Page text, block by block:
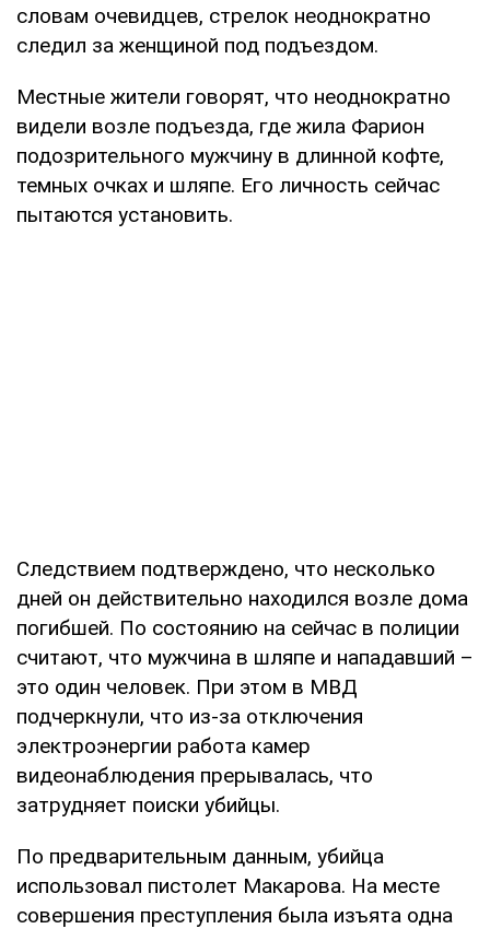
словам очевидцев, стрелок неоднократно
следил за женщиной под подъездом.
Местные жители говорят, что неоднократно
видели возле подъезда, где жила Фарион
подозрительного мужчину в длинной кофте,
темных очках и шляпе. Его личность сейчас
пытаются установить.
Следствием подтверждено, что несколько
дней он действительно находился возле дома
погибшей. По состоянию на сейчас в полиции
считают, что мужчина в шляпе и нападавший –
это один человек. При этом в МВД
подчеркнули, что из-за отключения
электроэнергии работа камер
видеонаблюдения прерывалась, что
затрудняет поиски убийцы.
По предварительным данным, убийца
использовал пистолет Макарова. На месте
совершения преступления была изъята одна